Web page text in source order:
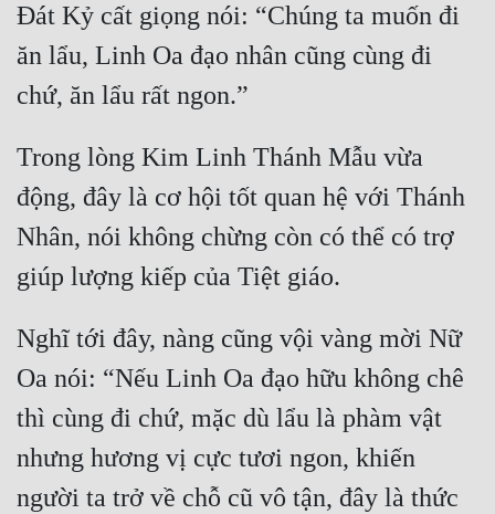
Ðát Kỷ cất giọng nói: “Chúng ta muốn đi
ăn lẩu, Linh Oa đạo nhân cũng cùng đi
Trong lòng Kim Linh Thánh Mẫu vừa
động, đây là cơ hội tốt quan hệ với Thánh
Nhân, nói không chừng còn có thể có trợ
Nghĩ tới đây, nàng cũng vội vàng mời Nữ
Oa nói: “Nếu Linh Oa đạo hữu không chê
thì cùng đi chứ, mặc dù lẩu là phàm vật
nhưng hương vị cực tươi ngon, khiến
người ta trở về chỗ cũ vô tận, đây là thức